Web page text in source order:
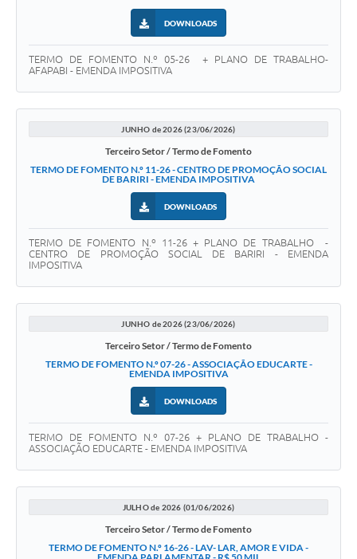
DOWNLOADS
TERMO DE FOMENTO N.º 05-26 + PLANO DE TRABALHO-
AFAPABI - EMENDA IMPOSITIVA
JUNHO de 2026 (23/06/2026)
Terceiro Setor / Termo de Fomento
TERMO DE FOMENTO N.º 11-26 - CENTRO DE PROMOÇÃO SOCIAL
DE BARIRI - EMENDA IMPOSITIVA
DOWNLOADS
TERMO DE FOMENTO N.º 11-26 + PLANO DE TRABALHO -
CENTRO DE PROMOÇÃO SOCIAL DE BARIRI - EMENDA
IMPOSITIVA
JUNHO de 2026 (23/06/2026)
Terceiro Setor / Termo de Fomento
TERMO DE FOMENTO N.º 07-26 - ASSOCIAÇÃO EDUCARTE -
EMENDA IMPOSITIVA
DOWNLOADS
TERMO DE FOMENTO N.º 07-26 + PLANO DE TRABALHO -
ASSOCIAÇÃO EDUCARTE - EMENDA IMPOSITIVA
JULHO de 2026 (01/06/2026)
Terceiro Setor / Termo de Fomento
TERMO DE FOMENTO N.º 16-26 - LAV- LAR, AMOR E VIDA -